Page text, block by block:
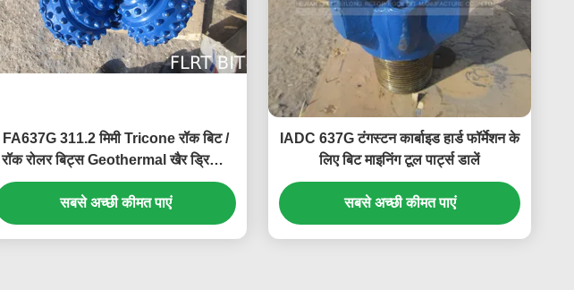
FA637G 311.2 मिमी Tricone रॉक बिट /
रॉक रोलर बिट्स Geothermal खैर ड्रिलिंग
के लिए
सबसे अच्छी कीमत पाएं
IADC 637G टंगस्टन कार्बाइड हार्ड फॉर्मेशन के
लिए बिट माइनिंग टूल पार्ट्स डालें
सबसे अच्छी कीमत पाएं